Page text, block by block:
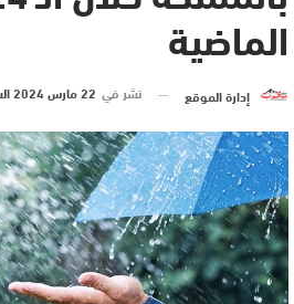
الماضية
إدارة الموقع نشر في 22 مارس 2024 الساعة 18 و 36 دقيقة